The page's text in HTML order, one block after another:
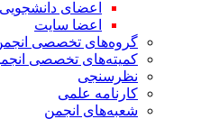
اعضای دانشجویی
اعضا سایت
گروه‌های تخصصی انجمن
کمیته‌های تخصصی انجمن
نظرسنجی
کارنامه علمی
شعبه‌های انجمن